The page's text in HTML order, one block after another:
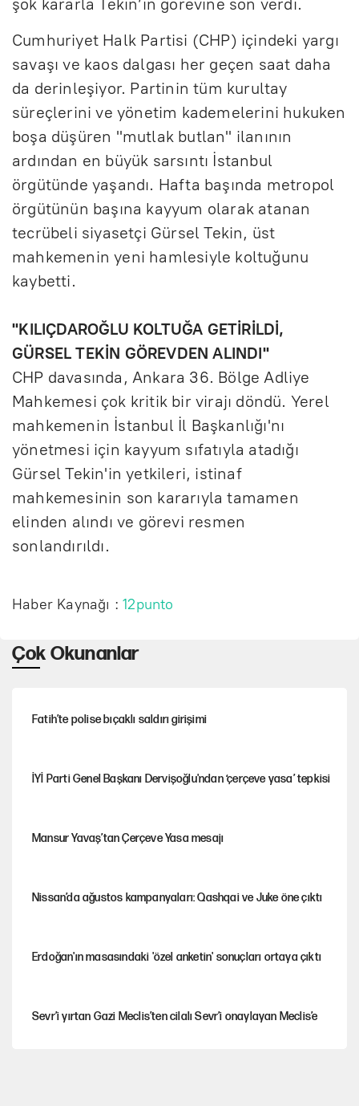
Cumhuriyet Halk Partisi (CHP) içindeki yargı
savaşı ve kaos dalgası her geçen saat daha
da derinleşiyor. Partinin tüm kurultay
süreçlerini ve yönetim kademelerini hukuken
boşa düşüren "mutlak butlan" ilanının
ardından en büyük sarsıntı İstanbul
örgütünde yaşandı. Hafta başında metropol
örgütünün başına kayyum olarak atanan
tecrübeli siyasetçi Gürsel Tekin, üst
mahkemenin yeni hamlesiyle koltuğunu
kaybetti.
''KILIÇDAROĞLU KOLTUĞA GETİRİLDİ,
GÜRSEL TEKİN GÖREVDEN ALINDI''
CHP davasında, Ankara 36. Bölge Adliye
Mahkemesi çok kritik bir virajı döndü. Yerel
mahkemenin İstanbul İl Başkanlığı'nı
yönetmesi için kayyum sıfatıyla atadığı
Gürsel Tekin'in yetkileri, istinaf
mahkemesinin son kararıyla tamamen
elinden alındı ve görevi resmen
sonlandırıldı.
Haber Kaynağı :12punto
Çok Okunanlar
Fatih’te polise bıçaklı saldırı girişimi
İYİ Parti Genel Başkanı Dervişoğlu'ndan ‘çerçeve yasa’ tepkisi
Mansur Yavaş’tan Çerçeve Yasa mesajı
Nissan’da ağustos kampanyaları: Qashqai ve Juke öne çıktı
Erdoğan'ın masasındaki 'özel anketin' sonuçları ortaya çıktı
Sevr’i yırtan Gazi Meclis’ten cilalı Sevr’i onaylayan Meclis’e